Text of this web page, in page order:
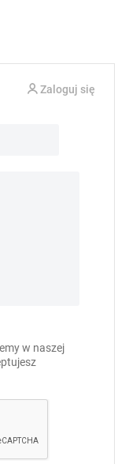
Zaloguj się
w naszej